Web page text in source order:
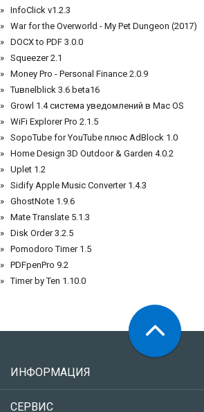
InfoClick v1.2.3
War for the Overworld - My Pet Dungeon (2017)
DOCX to PDF 3.0.0
Squeezer 2.1
Money Pro - Personal Finance 2.0.9
Tuвnelblick 3.6 beta16
Growl 1.4 система уведомлений в Mac OS
WiFi Explorer Pro 2.1.5
SopoTube for YouTube плюс AdBlock 1.0
Home Design 3D Outdoor & Garden 4.0.2
Uplet 1.2
Sidify Apple Music Converter 1.4.3
GhostNote 1.9.6
Mate Translate 5.1.3
Disk Order 3.2.5
Pomodoro Timer 1.5
PDFpenPro 9.2
Timer by Ten 1.10.0
ИНФОРМАЦИЯ
СЕРВИС